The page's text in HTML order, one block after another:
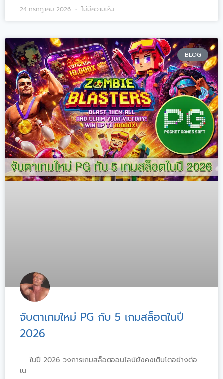
24 กรกฎาคม 2026 ไม่มีความเห็น
BLOG
จับตาเกมใหม่ PG กับ 5 เกมสล็อตในปี
2026
ในปี 2026 วงการเกมสล็อตออนไลน์ยังคงเติบโตอย่างต่อ
เน